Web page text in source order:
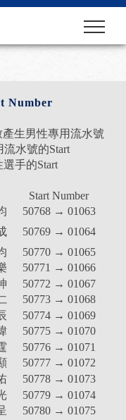
Number
生男性專用流水號
流水號的Start
手的Start
Start Number
50768 → 01063
50769 → 01064
50770 → 01065
50771 → 01066
50772 → 01067
50773 → 01068
50774 → 01069
50775 → 01070
50776 → 01071
50777 → 01072
50778 → 01073
50779 → 01074
50780 → 01075